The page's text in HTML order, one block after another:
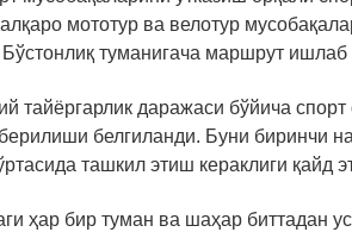
мототур ва велотур
туманигача маршрут ишлаб
тайёргарлик даражаси бўйича спорт
белгиланди. Буни биринчи
ташкил этиш кераклиги қайд
ҳар бир туман ва шаҳар биттадан